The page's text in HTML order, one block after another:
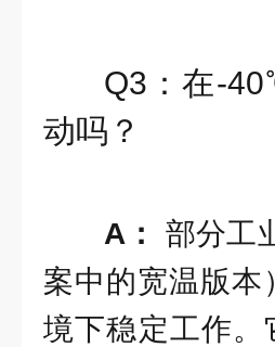
Q3：在-
动吗？
A：
部分工
案中的宽温版本
境下稳定工作